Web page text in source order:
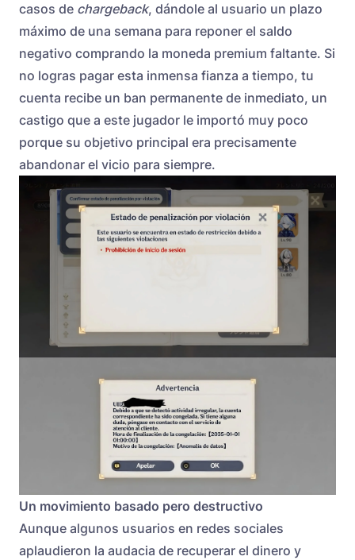
casos de chargeback, dándole al usuario un plazo
máximo de una semana para reponer el saldo
negativo comprando la moneda premium faltante. Si
no logras pagar esta inmensa fianza a tiempo, tu
cuenta recibe un ban permanente de inmediato, un
castigo que a este jugador le importó muy poco
porque su objetivo principal era precisamente
abandonar el vicio para siempre.
Un movimiento basado pero destructivo
Aunque algunos usuarios en redes sociales
aplaudieron la audacia de recuperar el dinero y